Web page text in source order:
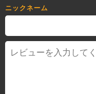
ニックネーム